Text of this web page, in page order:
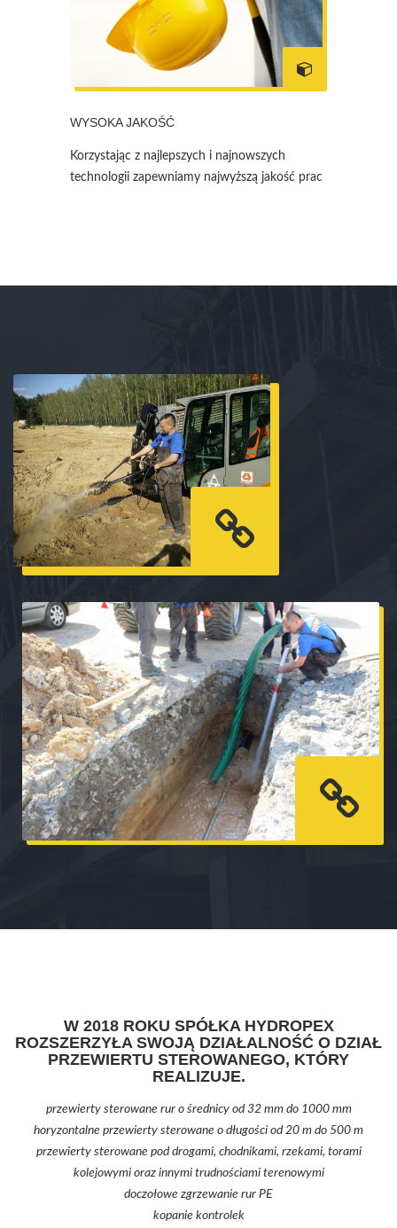
WYSOKA JAKOŚĆ
Korzystając z najlepszych i najnowszych
technologii zapewniamy najwyższą jakość prac
W 2018 ROKU SPÓŁKA HYDROPEX
ROZSZERZYŁA SWOJĄ DZIAŁALNOŚĆ O DZIAŁ
PRZEWIERTU STEROWANEGO, KTÓRY
REALIZUJE.
przewierty sterowane rur o średnicy od 32 mm do 1000 mm
horyzontalne przewierty sterowane o długości od 20 m do 500 m
przewierty sterowane pod drogami, chodnikami, rzekami, torami
kolejowymi oraz innymi trudnościami terenowymi
doczołowe zgrzewanie rur PE
kopanie kontrolek